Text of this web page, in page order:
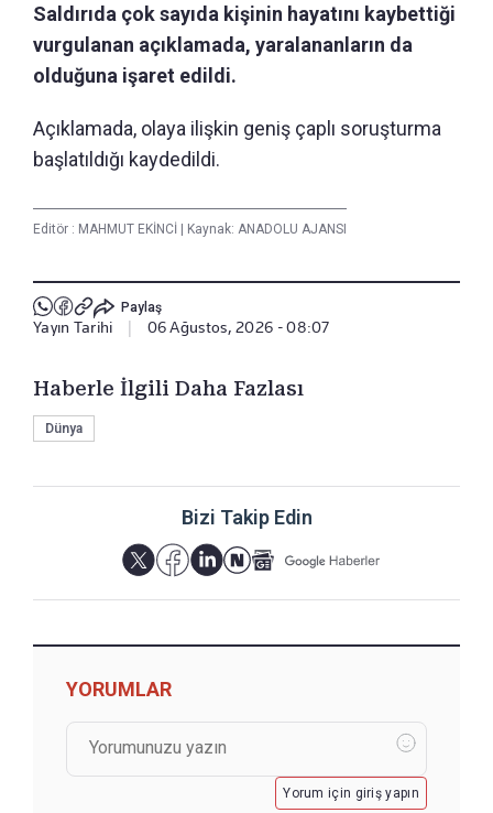
Saldırıda çok sayıda kişinin hayatını kaybettiği
vurgulanan açıklamada, yaralananların da
olduğuna işaret edildi.
Açıklamada, olaya ilişkin geniş çaplı soruşturma
başlatıldığı kaydedildi.
Editör : MAHMUT EKİNCİ | Kaynak: ANADOLU AJANSI
Paylaş
Yayın Tarihi 06 Ağustos, 2026 - 08:07
Haberle İlgili Daha Fazlası
Dünya
Bizi Takip Edin
YORUMLAR
Yorum için giriş yapın